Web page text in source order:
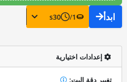
ابدأ 1
/
30
s
إعدادات اختيارية
تغيير دقة البِت: